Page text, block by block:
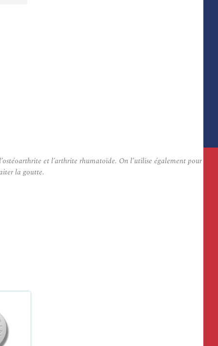
et l’arthrite rhumatoïde. On l’utilise également pour
la goutte.